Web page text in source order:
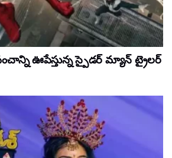
ఊపేస్తున్న స్పైడర్ మ్యాన్ ట్రైలర్